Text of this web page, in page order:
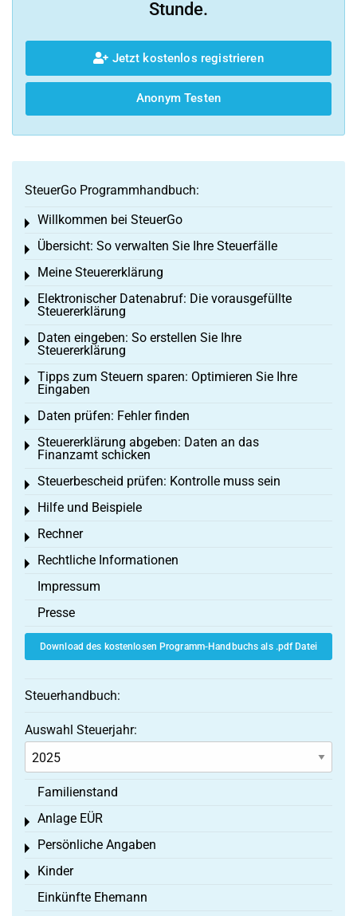
Stunde.
Jetzt kostenlos registrieren
Anonym Testen
SteuerGo Programmhandbuch:
Willkommen bei SteuerGo
Toggle menu
Übersicht: So verwalten Sie Ihre Steuerfälle
Toggle menu
Meine Steuererklärung
Toggle menu
Elektronischer Datenabruf: Die vorausgefüllte
Steuererklärung
Toggle menu
Daten eingeben: So erstellen Sie Ihre
Steuererklärung
Toggle menu
Tipps zum Steuern sparen: Optimieren Sie Ihre
Eingaben
Toggle menu
Daten prüfen: Fehler finden
Toggle menu
Steuererklärung abgeben: Daten an das
Finanzamt schicken
Toggle menu
Steuerbescheid prüfen: Kontrolle muss sein
Toggle menu
Hilfe und Beispiele
Toggle menu
Rechner
Toggle menu
Rechtliche Informationen
Toggle menu
Impressum
Presse
Download des kostenlosen Programm-Handbuchs als .pdf Datei
Steuerhandbuch:
Auswahl Steuerjahr:
Familienstand
Anlage EÜR
Toggle menu
Persönliche Angaben
Toggle menu
Kinder
Toggle menu
Einkünfte Ehemann